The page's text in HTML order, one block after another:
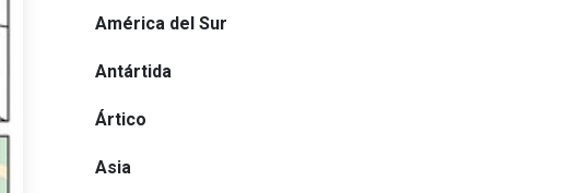
América del Sur
Antártida
Ártico
Asia